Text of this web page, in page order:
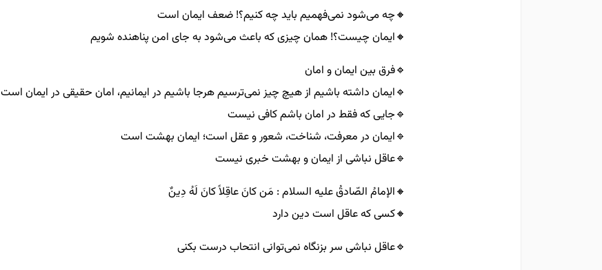
🔸️چه می‌شود نمی‌فهمیم باید چه کنیم؟! ضعف ایمان است
🔸️ایمان چیست؟! همان چیزی که باعث می‌شود به جای امن پناهنده شویم
🔹️فرق بین ایمان و امان
🔹️ایمان داشته باشیم از هیچ چیز نمی‌ترسیم هرجا باشیم در ایمانیم، امان حقیقی در ایمان است
🔹️جایی که فقط در امان باشم کافی نیست
🔹️ایمان در معرفت، شناخت، شعور و عقل است؛ ایمان بهشت است
🔹️عاقل نباشی از ایمان و بهشت خبری نیست
🔸️الإمامُ الصّادقُ عليه السلام : مَن كانَ عاقِلاً كانَ لَهُ دِينٌ
🔸️کسی که عاقل است دین دارد
🔹️عاقل نباشی سر بزنگاه نمی‌توانی انتحاب درست بکنی